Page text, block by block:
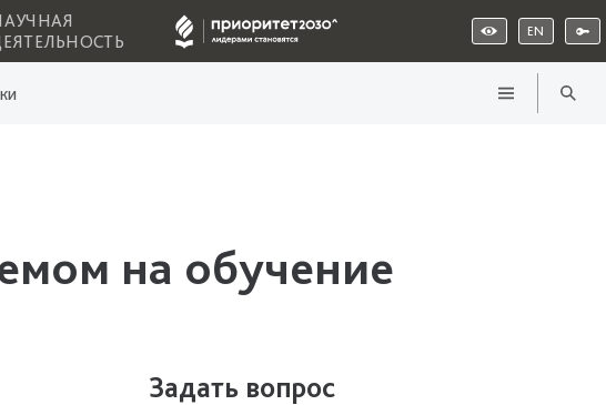
EN
на обучение
Задать вопрос